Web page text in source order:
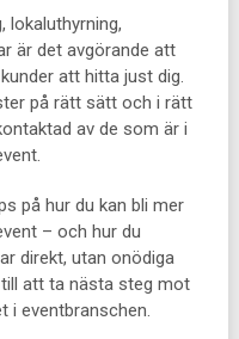
lokaluthyrning,
är det avgörande att
att hitta just dig.
på rätt sätt och i rätt
av de som är i
på hur du kan bli mer
– och hur du
direkt, utan onödiga
att ta nästa steg mot
i eventbranschen.